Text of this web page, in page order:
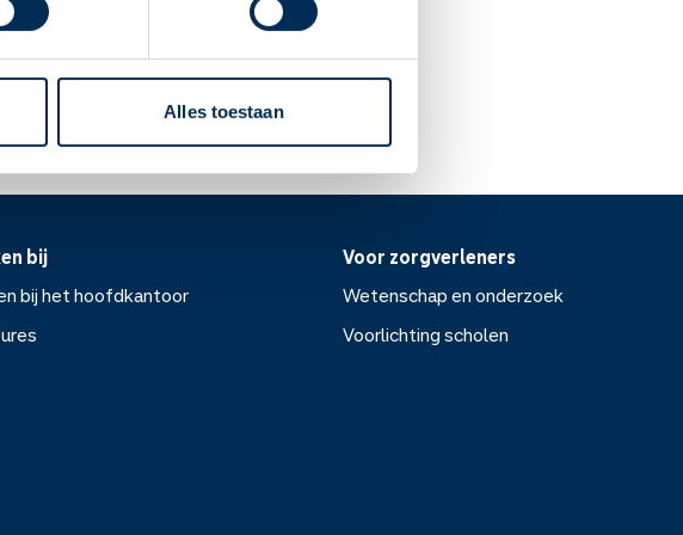
Alles toestaan
bij
bij het hoofdkantoor
Voor zorgverleners
Wetenschap en onderzoek
Voorlichting scholen